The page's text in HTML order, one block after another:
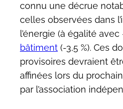
connu une décrue
celles observées dans
l’énergie (à égalité
bâtiment (-3,5 %). Ces
provisoires devraient
affinées lors du
par l’association